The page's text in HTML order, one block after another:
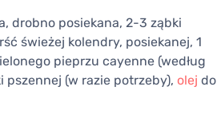
drobno posiekana, 2-3 ząbki
świeżej kolendry, posiekanej, 1
pieprzu cayenne (według
pszennej (w razie potrzeby), olej do